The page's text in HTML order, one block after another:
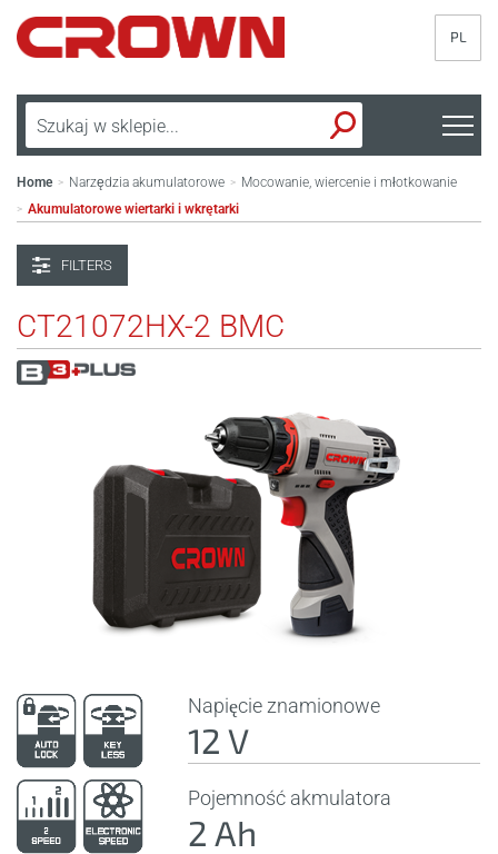
PL
Home > Narzędzia akumulatorowe > Mocowanie, wiercenie i młotkowanie
> Akumulatorowe wiertarki i wkrętarki
FILTERS
CT21072HX-2 BMC
Napięcie znamionowe
12 V
Pojemność akmulatora
2 Ah